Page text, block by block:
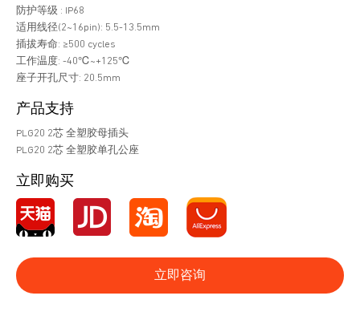
防护等级 : IP68
适用线径(2~16pin): 5.5-13.5mm
插拔寿命: ≥500 cycles
工作温度: -40℃~+125℃
座子开孔尺寸: 20.5mm
产品支持
PLG20 2芯 全塑胶母插头
PLG20 2芯 全塑胶单孔公座
立即购买
立即咨询